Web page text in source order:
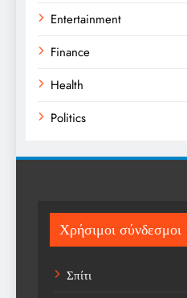
Entertainment
Finance
Health
Politics
Sport
Sports
Technology
Χρήσιμοι σύνδεσμοι
Σπίτι